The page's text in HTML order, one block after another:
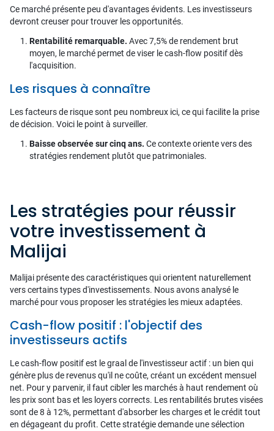
Ce marché présente peu d'avantages évidents. Les investisseurs
devront creuser pour trouver les opportunités.
Rentabilité remarquable. Avec 7,5% de rendement brut
moyen, le marché permet de viser le cash-flow positif dès
l'acquisition.
Les risques à connaître
Les facteurs de risque sont peu nombreux ici, ce qui facilite la prise
de décision. Voici le point à surveiller.
Baisse observée sur cinq ans. Ce contexte oriente vers des
stratégies rendement plutôt que patrimoniales.
Les stratégies pour réussir
votre investissement à
Malijai
Malijai présente des caractéristiques qui orientent naturellement
vers certains types d'investissements. Nous avons analysé le
marché pour vous proposer les stratégies les mieux adaptées.
Cash-flow positif : l'objectif des
investisseurs actifs
Le cash-flow positif est le graal de l'investisseur actif : un bien qui
génère plus de revenus qu'il ne coûte, créant un excédent mensuel
net. Pour y parvenir, il faut cibler les marchés à haut rendement où
les prix sont bas et les loyers corrects. Les rentabilités brutes visées
sont de 8 à 12%, permettant d'absorber les charges et le crédit tout
en dégageant du profit. Cette stratégie demande une sélection